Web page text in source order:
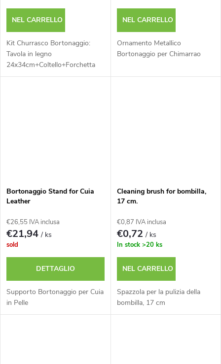
NEL CARRELLO
Kit Churrasco Bortonaggio:
Tavola in legno
24x34cm+Coltello+Forchetta
NEL CARRELLO
Ornamento Metallico
Bortonaggio per Chimarrao
Bortonaggio Stand for Cuia
Leather
€26,55 IVA inclusa
€21,94/ ks
sold
DETTAGLIO
Supporto Bortonaggio per Cuia
in Pelle
Cleaning brush for bombilla,
17 cm.
€0,87 IVA inclusa
€0,72/ ks
In stock >20 ks
NEL CARRELLO
Spazzola per la pulizia della
bombilla, 17 cm